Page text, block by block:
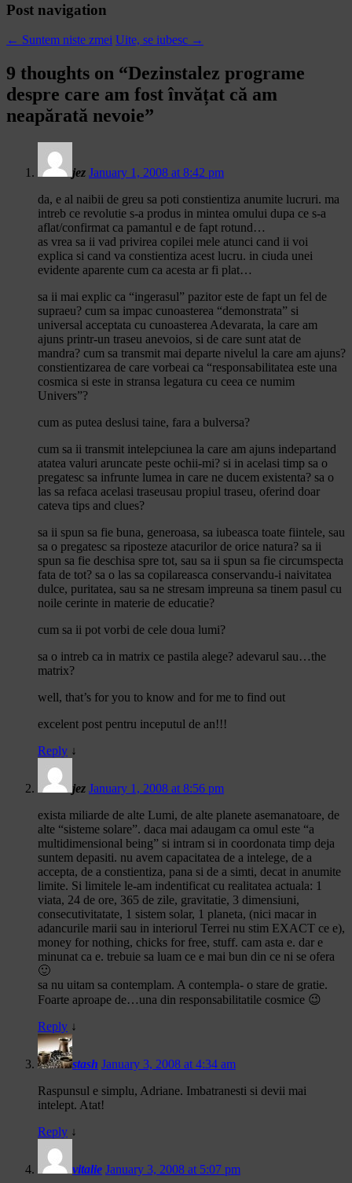
Post navigation
← Suntem niste zmei Uite, se iubesc →
9 thoughts on “Dezinstalez programe
despre care am fost învățat că am
neapărată nevoie”
jez January 1, 2008 at 8:42 pm
da, e al naibii de greu sa poti constientiza anumite lucruri. ma
intreb ce revolutie s-a produs in mintea omului dupa ce s-a
aflat/confirmat ca pamantul e de fapt rotund…
as vrea sa ii vad privirea copilei mele atunci cand ii voi
explica si cand va constientiza acest lucru. in ciuda unei
evidente aparente cum ca acesta ar fi plat…
sa ii mai explic ca “ingerasul” pazitor este de fapt un fel de
supraeu? cum sa impac cunoasterea “demonstrata” si
universal acceptata cu cunoasterea Adevarata, la care am
ajuns printr-un traseu anevoios, si de care sunt atat de
mandra? cum sa transmit mai departe nivelul la care am ajuns?
constientizarea de care vorbeai ca “responsabilitatea este una
cosmica si este in stransa legatura cu ceea ce numim
Univers”?
cum as putea deslusi taine, fara a bulversa?
cum sa ii transmit intelepciunea la care am ajuns indepartand
atatea valuri aruncate peste ochii-mi? si in acelasi timp sa o
pregatesc sa infrunte lumea in care ne ducem existenta? sa o
las sa refaca acelasi traseusau propiul traseu, oferind doar
cateva tips and clues?
sa ii spun sa fie buna, generoasa, sa iubeasca toate fiintele, sau
sa o pregatesc sa riposteze atacurilor de orice natura? sa ii
spun sa fie deschisa spre tot, sau sa ii spun sa fie circumspecta
fata de tot? sa o las sa copilareasca conservandu-i naivitatea
dulce, puritatea, sau sa ne stresam impreuna sa tinem pasul cu
noile cerinte in materie de educatie?
cum sa ii pot vorbi de cele doua lumi?
sa o intreb ca in matrix ce pastila alege? adevarul sau…the
matrix?
well, that’s for you to know and for me to find out
excelent post pentru inceputul de an!!!
Reply ↓
jez January 1, 2008 at 8:56 pm
exista miliarde de alte Lumi, de alte planete asemanatoare, de
alte “sisteme solare”. daca mai adaugam ca omul este “a
multidimensional being” si intram si in coordonata timp deja
suntem depasiti. nu avem capacitatea de a intelege, de a
accepta, de a constientiza, pana si de a simti, decat in anumite
limite. Si limitele le-am indentificat cu realitatea actuala: 1
viata, 24 de ore, 365 de zile, gravitatie, 3 dimensiuni,
consecutivitatate, 1 sistem solar, 1 planeta, (nici macar in
adancurile marii sau in interiorul Terrei nu stim EXACT ce e),
money for nothing, chicks for free, stuff. cam asta e. dar e
minunat ca e. trebuie sa luam ce e mai bun din ce ni se ofera
🙂
sa nu uitam sa contemplam. A contempla- o stare de gratie.
Foarte aproape de…una din responsabilitatile cosmice 😉
Reply ↓
stash January 3, 2008 at 4:34 am
Raspunsul e simplu, Adriane. Imbatranesti si devii mai
intelept. Atat!
Reply ↓
vitalie January 3, 2008 at 5:07 pm